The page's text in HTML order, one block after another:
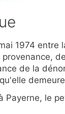
1974 entre
de la
Payerne, le